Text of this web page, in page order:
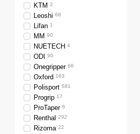
KTM 2
Leoshi 68
Lifan 1
MM 90
NUETECH 4
ODI 90
Onegripper 66
Oxford 163
Polisport 581
Progrip 17
ProTaper 6
Renthal 292
Rizoma 22